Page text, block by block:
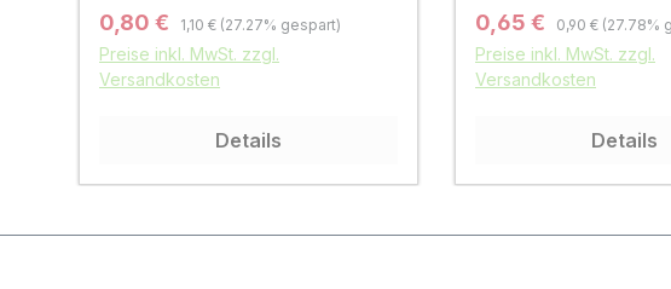
Verkaufspreis:
0,80 € Regulärer Preis:
1,10 € (27.27% gespart)
Preise inkl. MwSt. zzgl.
Versandkosten
Details
Verkaufspreis:
0,65 € Regulärer Preis:
0,90 € (27.78%
Preise inkl. MwSt. zzgl.
Versandkosten
Details